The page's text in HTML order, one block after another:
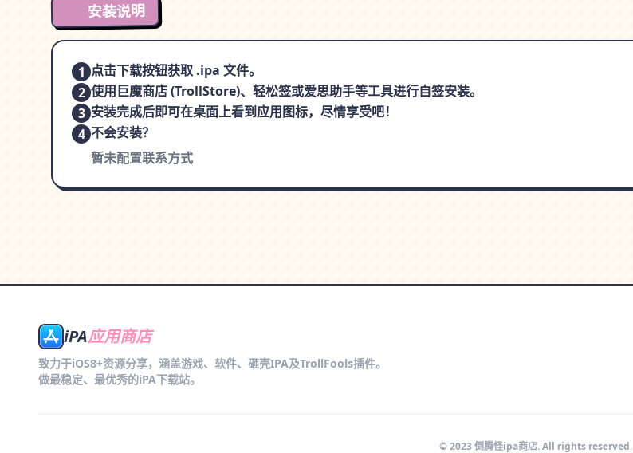
安装说明
1 点击下载按钮获取 .ipa 文件。
2 使用巨魔商店 (TrollStore)、轻松签或爱思助手等工具进行自签安装。
3 安装完成后即可在桌面上看到应用图标，尽情享受吧！
4 不会安装？
暂未配置联系方式
iPA应用商店
致力于iOS8+资源分享，涵盖游戏、软件、砸壳IPA及TrollFools插件。
做最稳定、最优秀的iPA下载站。
© 2023 倒腾怪ipa商店. All rights reserved.